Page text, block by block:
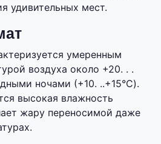
удивительных мест.
умеренным
воздуха около +20. . .
ночами (+10. ..+15°C).
высокая влажность
жару переносимой даже